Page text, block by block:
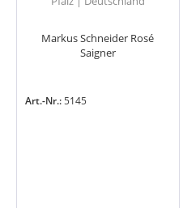
Markus Schneider Rosé
Saigner
Art.-Nr.:5145